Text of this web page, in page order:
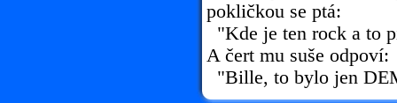
pokličkou se ptá:
"Kde je ten rock a to
A čert mu suše odpoví:
"Bille, to bylo jen